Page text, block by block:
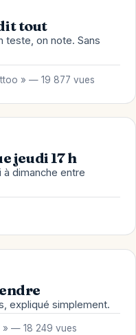
tout
teste, on note. Sans
» — 19 877 vues
jeudi 17 h
dimanche entre
expliqué simplement.
» — 18 249 vues